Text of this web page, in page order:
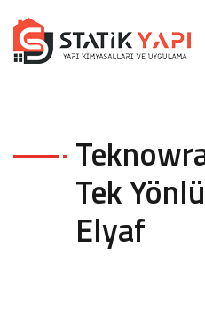
Tek
Elyaf